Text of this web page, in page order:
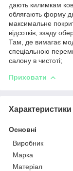
дають килимкам
облягають форму
максимальне
відсотків, ззаду
Там, де вимагає
спеціальною
салону в чистоті;
Приховати
Характеристики
Основні
Виробник
Марка
Матеріал